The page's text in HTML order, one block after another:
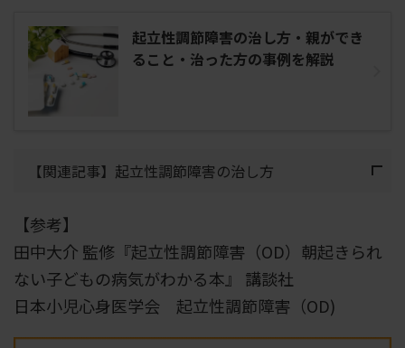
起立性調節障害の治し方・親ができ
ること・治った方の事例を解説
【関連記事】起立性調節障害の治し方
【参考】
田中大介 監修『起立性調節障害（OD）朝起きられ
ない子どもの病気がわかる本』 講談社
日本小児心身医学会 起立性調節障害（OD)